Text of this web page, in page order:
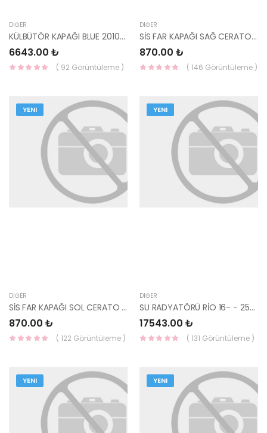
DIĞER
KÜLBÜTÖR KAPAĞI BLUE 2010-14/İ20 2010-14/İ30 2010-12/ 1.4 BENZ 22410-2B100
6643.00 ₺
( 92 Görüntüleme )
DIĞER
SİS FAR KAPAĞI SAĞ CERATO 2021 86524-M6000 YS
870.00 ₺
( 146 Görüntüleme )
YENI
DIĞER
SİS FAR KAPAĞI SOL CERATO 2021 86523-M6000 YS
870.00 ₺
( 122 Görüntüleme )
YENI
DIĞER
SU RADYATÖRÜ RİO 16- - 25310-H8150-YS
17543.00 ₺
( 131 Görüntüleme )
YENI YENI